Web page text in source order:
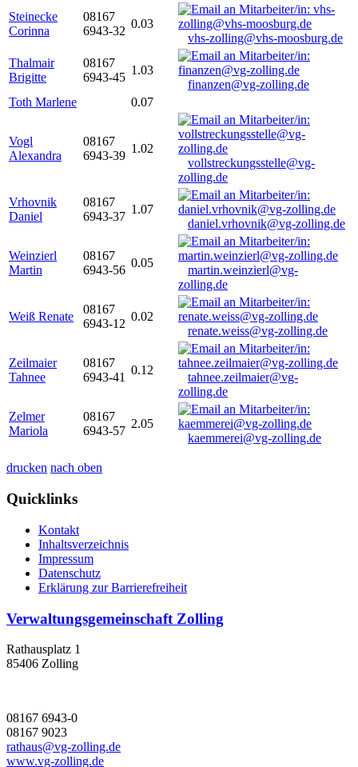
Steinecke
Corinna
08167
6943-32
0.03
vhs-zolling@vhs-moosburg.de
Thalmair
Brigitte
08167
6943-45
1.03
finanzen@vg-zolling.de
Toth Marlene
0.07
Vogl
Alexandra
08167
6943-39
1.02
vollstreckungsstelle@vg-
zolling.de
Vrhovnik
Daniel
08167
6943-37
1.07
daniel.vrhovnik@vg-zolling.de
Weinzierl
Martin
08167
6943-56
0.05
martin.weinzierl@vg-
zolling.de
Weiß Renate
08167
6943-12
0.02
renate.weiss@vg-zolling.de
Zeilmaier
Tahnee
08167
6943-41
0.12
tahnee.zeilmaier@vg-
zolling.de
Zelmer
Mariola
08167
6943-57
2.05
kaemmerei@vg-zolling.de
drucken nach oben
Quicklinks
Kontakt
Inhaltsverzeichnis
Impressum
Datenschutz
Erklärung zur Barrierefreiheit
Verwaltungsgemeinschaft Zolling
Rathausplatz 1
85406 Zolling
08167 6943-0
08167 9023
rathaus@vg-zolling.de
www.vg-zolling.de